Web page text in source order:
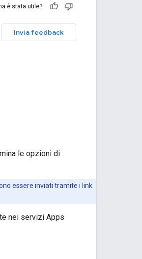
è stata utile?
Invia feedback
le opzioni di
essere inviati tramite i link
nei servizi Apps